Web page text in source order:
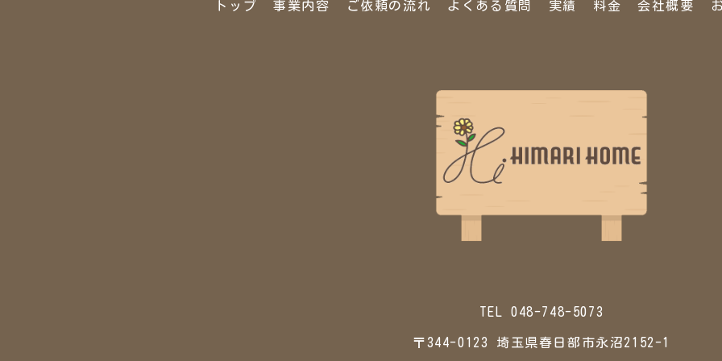
トップ 事業内容 ご依頼の流れ よくある質問 実績 料金 会社概要
TEL 048-748-5073
〒344-0123 埼玉県春日部市永沼2152-1